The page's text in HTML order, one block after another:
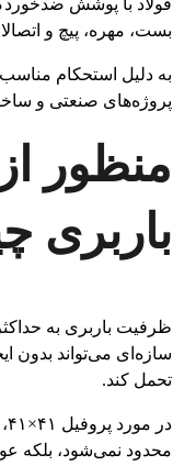
فولاد با پوشش
بست، مهره، پیچ و
به دلیل استحکام مناسب
پروژه‌های صنعتی و
منظور
باربری
ظرفیت باربری به
سازه‌ای می‌تواند بدون
تحمل کند.
محدود نمی‌شود، بلکه